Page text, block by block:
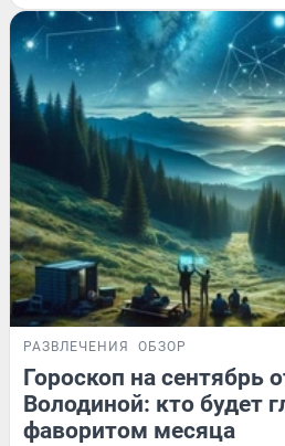
РАЗВЛЕЧЕНИЯ ОБЗОР
Гороскоп на сентябрь
Володиной: кто будет
фаворитом месяца